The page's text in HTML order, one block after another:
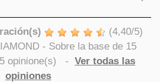
(4,40/5)
- Sobre la base de 15
opinione(s) - Ver todas las
opiniones